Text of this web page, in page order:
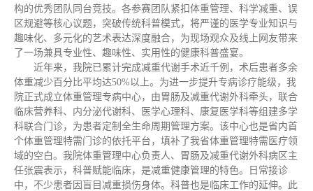
构的优秀团队同台竞技。各参赛团队紧扣体重管理、科学减重、误
区规避等核心议题，突破传统科普模式，将严谨的医学专业知识与
趣味化、多元化的艺术表达深度融合，为现场观众及线上网友带来
了一场兼具专业性、趣味性、实用性的健康科普盛宴。
近年来，我院已累计完成减重代谢手术近千例，术后患者多余
体重减少百分比平均达50%以上。为进一步提升专病诊疗能级，我
院正式成立体重管理专病中心，由胃肠及减重代谢外科牵头，联合
临床营养科、内分泌代谢科、医学心理科、康复医学科等组建多学
科联合门诊，为患者定制全生命周期管理方案。该中心也是省内首
个体重管理特需门诊的依托平台，填补了我省体重管理特需医疗领
域的空白。我院体重管理中心负责人、胃肠及减重代谢外科病区主
任张震表示，科普赋能临床，是减重健康管理的特色。日常接诊
中，不少患者因盲目减重损伤身体。科普也是临床工作的延伸。此